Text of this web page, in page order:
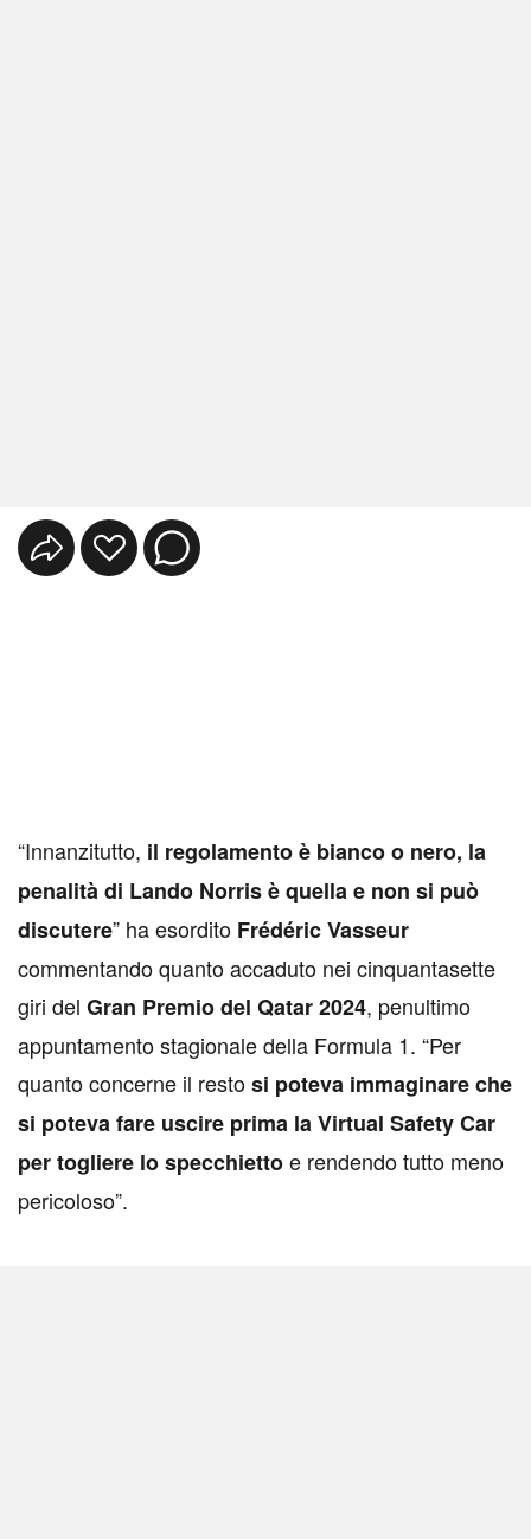
“Innanzitutto, il regolamento è bianco o nero, la
penalità di Lando Norris è quella e non si può
discutere” ha esordito Frédéric Vasseur
commentando quanto accaduto nei cinquantasette
giri del Gran Premio del Qatar 2024, penultimo
appuntamento stagionale della Formula 1. “Per
quanto concerne il restosi poteva immaginare che
si poteva fare uscire prima la Virtual Safety Car
per togliere lo specchiettoe rendendo tutto meno
pericoloso”.